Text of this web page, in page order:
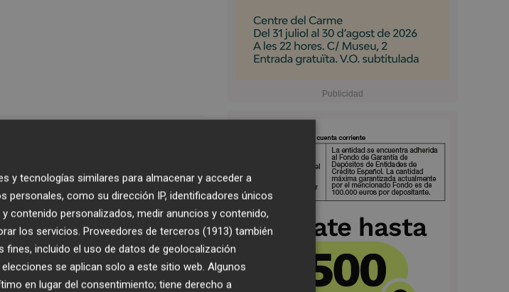
tanto en países donde forma
es un producto desconocido
de Turrones José
realizada en Go Global.
y tecnologías similares para almacenar y acceder a
como su dirección IP, identificadores únicos
contenido personalizados, medir anuncios y contenido,
los servicios. Proveedores de terceros (1913) también
incluido el uso de datos de geolocalización
se aplican solo a este sitio web. Algunos
en lugar del consentimiento; tiene derecho a